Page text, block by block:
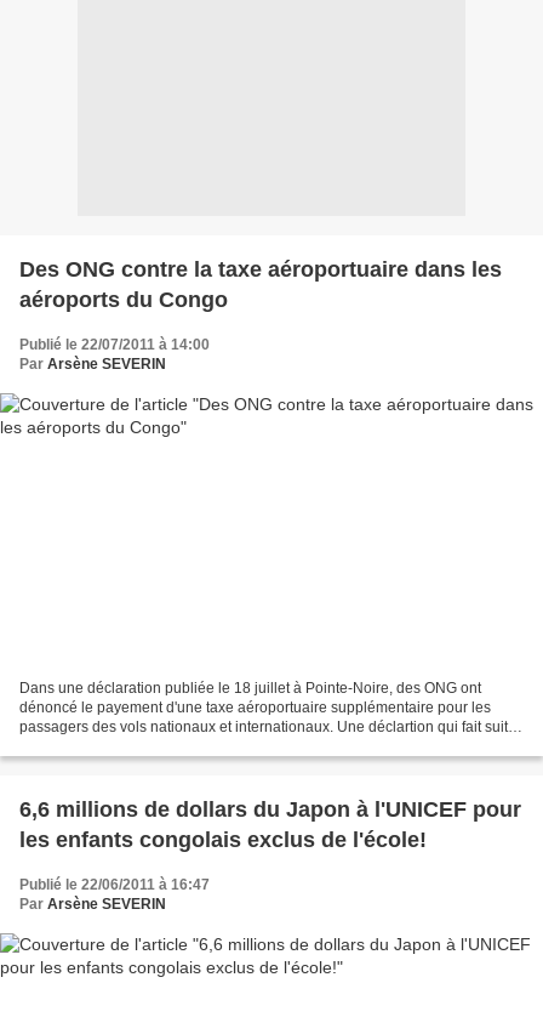
Des ONG contre la taxe aéroportuaire dans les
aéroports du Congo
Publié le 22/07/2011 à 14:00
Par Arsène SEVERIN
Dans une déclaration publiée le 18 juillet à Pointe-Noire, des ONG ont
dénoncé le payement d'une taxe aéroportuaire supplémentaire pour les
passagers des vols nationaux et internationaux. Une déclartion qui fait suite
6,6 millions de dollars du Japon à l'UNICEF pour
les enfants congolais exclus de l'école!
Publié le 22/06/2011 à 16:47
Par Arsène SEVERIN